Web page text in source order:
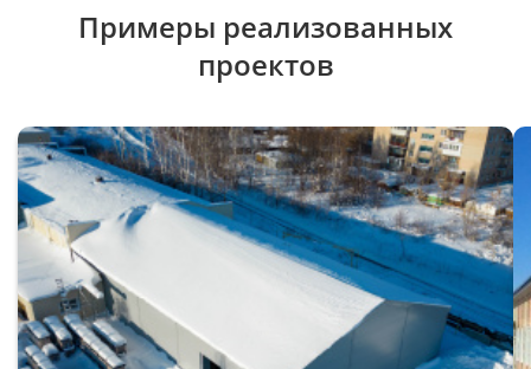
Примеры реализованных
проектов